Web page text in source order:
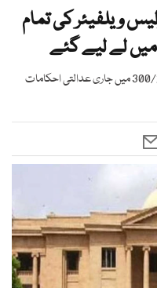
ویلفیئر کی تمام
میں لے لیے گئے
کارروائی آئینی پٹیشنز نمبر 292/2024 تا 300/2024 میں جاری عدالتی احکامات